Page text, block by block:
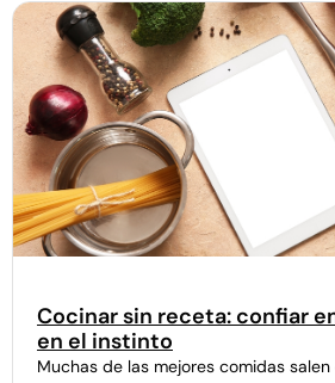
Cocinar sin receta: confiar
en el instinto
Muchas de las mejores comidas